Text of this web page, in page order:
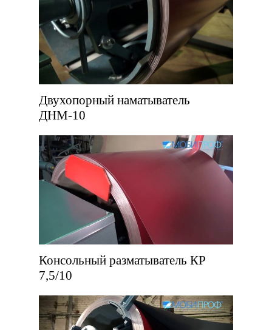
Двухопорный наматыватель
ДНМ-10
Консольный разматыватель КР
7,5/10